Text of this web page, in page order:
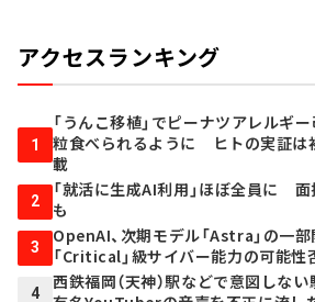
アクセスランキング
1
「うんこ移植」でピーナツアレルギ
粒食べられるように ヒトの実証
載
2
「就活に生成AI利用」ほぼ全員に
も
3
OpenAI、次期モデル「Astra」の一
「Critical」級サイバー能力の可能性
4
西鉄福岡（天神）駅などで意図しな